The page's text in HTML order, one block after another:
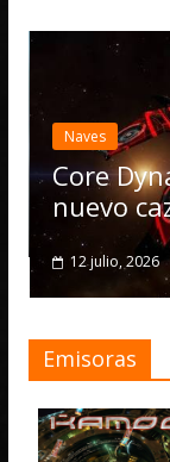
de la
Txus 0
Emisoras